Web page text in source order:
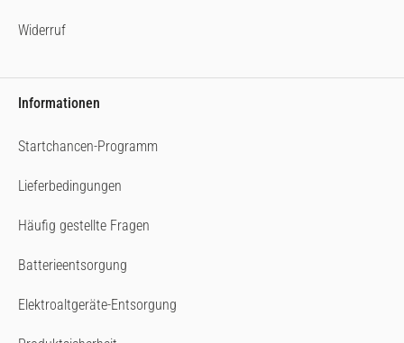
Widerruf
Informationen
Startchancen-Programm
Lieferbedingungen
Häufig gestellte Fragen
Batterieentsorgung
Elektroaltgeräte-Entsorgung